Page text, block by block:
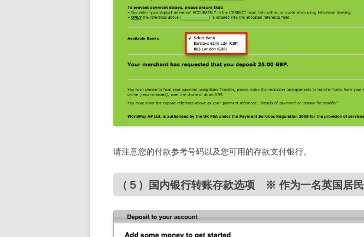
请注意您的付款参考号码以及您可用的存款支付银行。
（５）国内银行转账存款选项 ※ 作为一名英国居民